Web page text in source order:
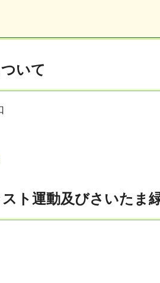
いて
ト運動及びさいたま